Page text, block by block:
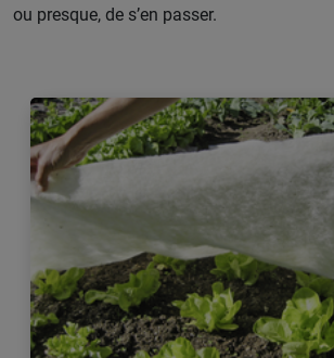
ou presque, de s’en passer.